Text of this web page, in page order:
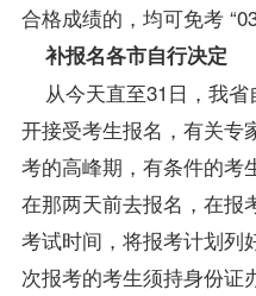
合格成绩的，均可免考
补报名各市自行决定
从今天直至31日，我省
开接受考生报名，有关专
考的高峰期，有条件的考
在那两天前去报名，在报
考试时间，将报考计划列
次报考的考生须持身份证